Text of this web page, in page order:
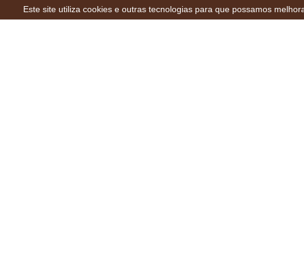
Este site utiliza cookies e outras tecnologias para que possamos